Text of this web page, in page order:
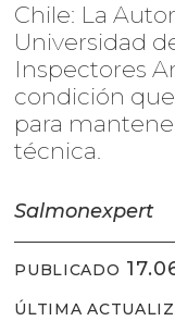
Chile: La
Universidad
Inspectores
condición
para
técnica.
Salmonexpert
PUBLICADO
ÚLTIMA